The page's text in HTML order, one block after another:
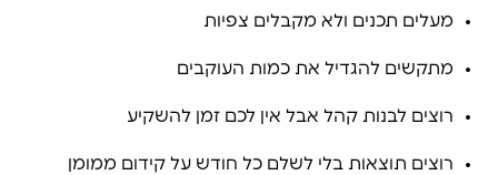
מעלים תכנים ולא מקבלים צפיות
מתקשים להגדיל את כמות העוקבים
רוצים לבנות קהל אבל אין לכם זמן להשקיע
רוצים תוצאות בלי לשלם כל חודש על קידום ממומן